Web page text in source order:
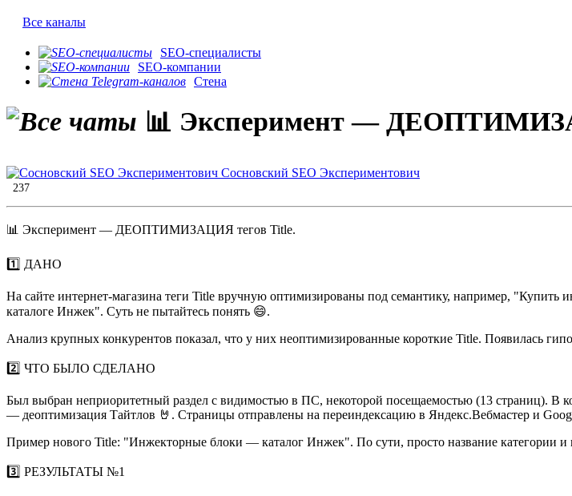
Все каналы
SEO-специалисты
SEO-компании
Стена
​​📊 Эксперимент —
Сосновский SEO Экспериментович
237
​​📊 Эксперимент — ДЕОПТИМИЗАЦИЯ тегов Title.
1️⃣ ДАНО
На сайте интернет-магазина теги Title вручную оптимизированы под семантику, например,
каталоге Инжек". Суть не пытайтесь понять 😄️️.
Анализ крупных конкурентов показал, что у них неоптимизированные короткие Title. Появилась
2️⃣ ЧТО БЫЛО СДЕЛАНО
Был выбран неприоритетный раздел с видимостью в ПС, некоторой посещаемостью (13 страниц).
— деоптимизация Тайтлов 🤘️️. Страницы отправлены на переиндексацию в Яндекс.Вебмастер и
Пример нового Title: "Инжекторные блоки — каталог Инжек". По сути, просто название категории и
3️⃣ РЕЗУЛЬТАТЫ №1